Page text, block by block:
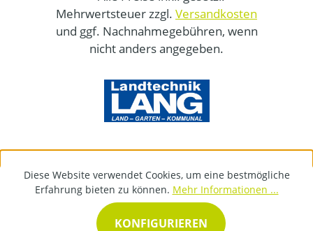
Mehrwertsteuer zzgl. Versandkosten
und ggf. Nachnahmegebühren, wenn
nicht anders angegeben.
Diese Website verwendet Cookies, um eine bestmögliche
Erfahrung bieten zu können. Mehr Informationen ...
KONFIGURIEREN